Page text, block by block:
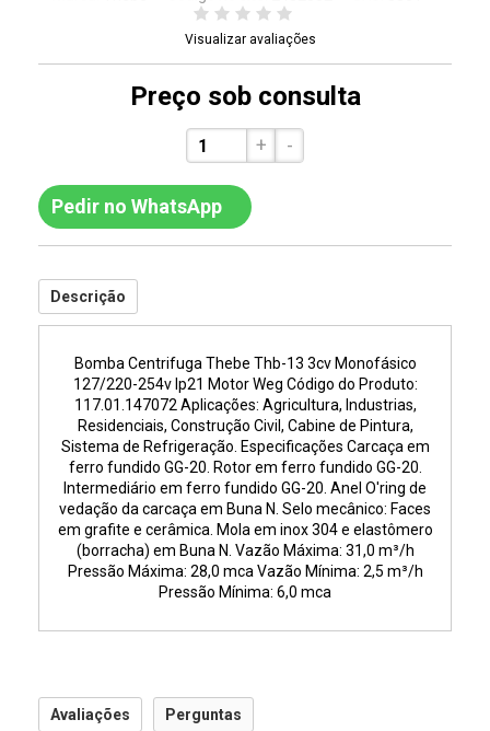
Visualizar avaliações
Preço sob consulta
+ -
Pedir no WhatsApp
Descrição
Bomba Centrifuga Thebe Thb-13 3cv Monofásico
127/220-254v Ip21 Motor Weg Código do Produto:
117.01.147072 Aplicações: Agricultura, Industrias,
Residenciais, Construção Civil, Cabine de Pintura,
Sistema de Refrigeração. Especificações Carcaça em
ferro fundido GG-20. Rotor em ferro fundido GG-20.
Intermediário em ferro fundido GG-20. Anel O'ring de
vedação da carcaça em Buna N. Selo mecânico: Faces
em grafite e cerâmica. Mola em inox 304 e elastômero
(borracha) em Buna N. Vazão Máxima: 31,0 m³/h
Pressão Máxima: 28,0 mca Vazão Mínima: 2,5 m³/h
Pressão Mínima: 6,0 mca
Avaliações Perguntas